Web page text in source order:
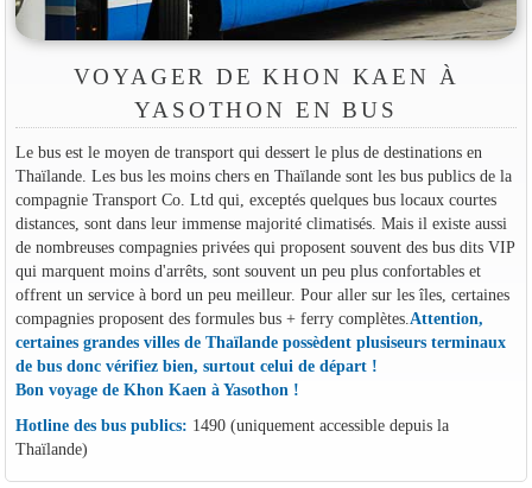
VOYAGER DE KHON KAEN À
YASOTHON EN BUS
Le bus est le moyen de transport qui dessert le plus de destinations en
Thaïlande. Les bus les moins chers en Thaïlande sont les bus publics de la
compagnie Transport Co. Ltd qui, exceptés quelques bus locaux courtes
distances, sont dans leur immense majorité climatisés. Mais il existe aussi
de nombreuses compagnies privées qui proposent souvent des bus dits VIP
qui marquent moins d'arrêts, sont souvent un peu plus confortables et
offrent un service à bord un peu meilleur. Pour aller sur les îles, certaines
compagnies proposent des formules bus + ferry complètes. Attention,
certaines grandes villes de Thaïlande possèdent plusiseurs terminaux
de bus donc vérifiez bien, surtout celui de départ !
Bon voyage de Khon Kaen à Yasothon !
Hotline des bus publics: 1490 (uniquement accessible depuis la
Thaïlande)